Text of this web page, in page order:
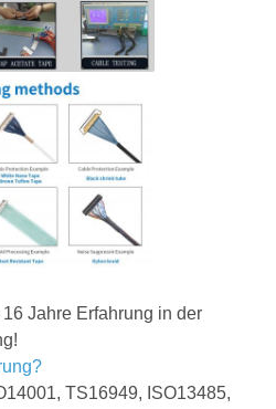
Jahre Erfahrung in der
TS16949, ISO13485,